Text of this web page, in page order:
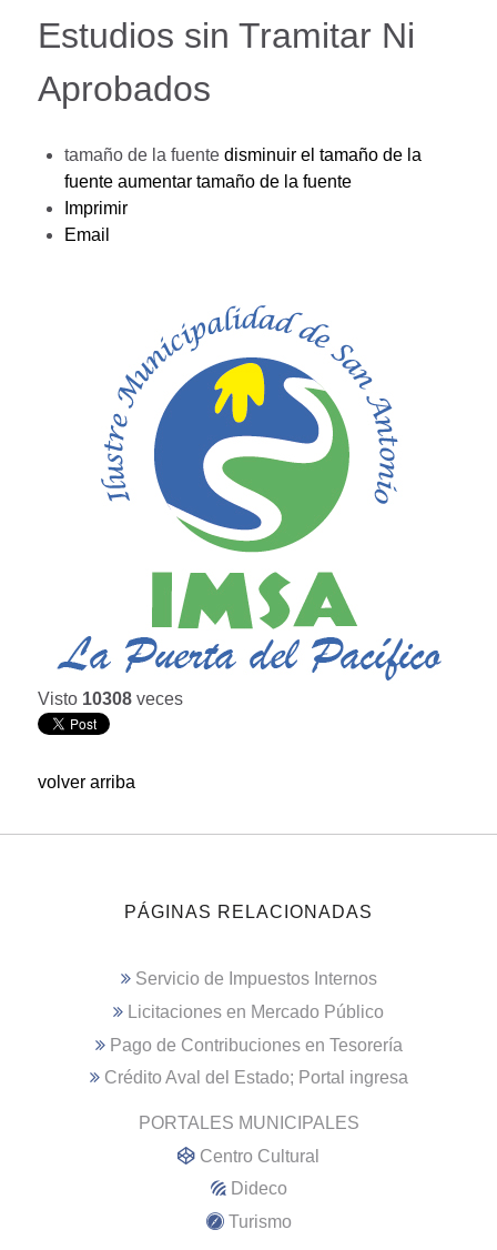
Estudios sin Tramitar Ni
Aprobados
tamaño de la fuente disminuir el tamaño de la
fuente aumentar tamaño de la fuente
Imprimir
Email
Visto 10308 veces
volver arriba
PÁGINAS RELACIONADAS
Servicio de Impuestos Internos
Licitaciones en Mercado Público
Pago de Contribuciones en Tesorería
Crédito Aval del Estado; Portal ingresa
PORTALES MUNICIPALES
Centro Cultural
Dideco
Turismo